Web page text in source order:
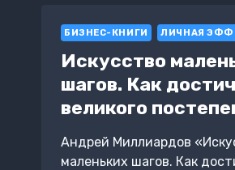
НАПРЯЖЕНИЯ
БИЗНЕС-КНИГИ ЛИЧНАЯ
Искусство
шагов. Как
великого
Андрей Миллиардов
маленьких шагов. Как